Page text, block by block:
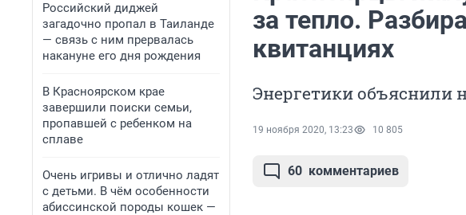
Российский диджей
загадочно пропал в Таиланде
— связь с ним прервалась
накануне его дня рождения
В Красноярском крае
завершили поиски семьи,
пропавшей с ребенком на
сплаве
Очень игривы и отлично ладят
с детьми. В чём особенности
абиссинской породы кошек —
за тепло.
квитанциях
Энергетики объяснили
19 ноября 2020, 13:23 10 805
60 комментариев